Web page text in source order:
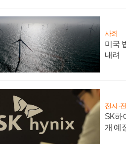
사회
미국
내려
전자·
SK하
개 예